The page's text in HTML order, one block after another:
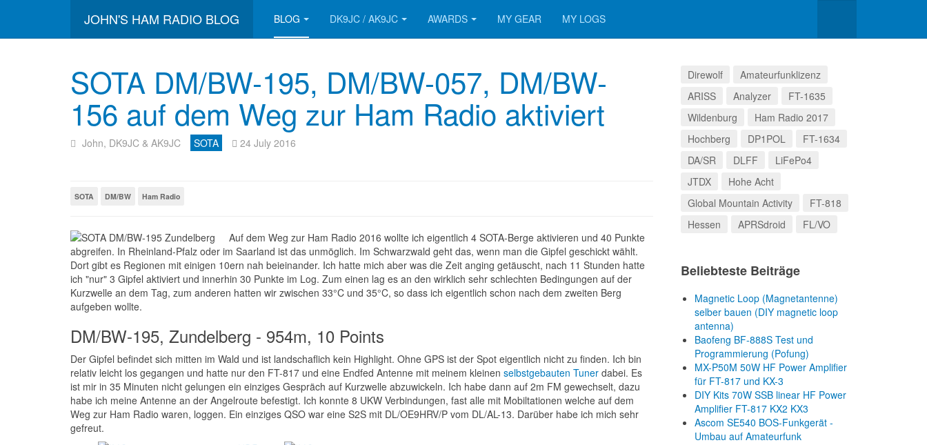
JOHN'S HAM RADIO BLOG BLOG DK9JC / AK9JC AWARDS MY GEAR MY LOGS
SOTA DM/BW-195, DM/BW-057, DM/BW-
156 auf dem Weg zur Ham Radio aktiviert
John, DK9JC & AK9JC SOTA 24 July 2016
SOTA DM/BW Ham Radio
Auf dem Weg zur Ham Radio 2016 wollte ich eigentlich 4 SOTA-Berge aktivieren und 40 Punkte
abgreifen. In Rheinland-Pfalz oder im Saarland ist das unmöglich. Im Schwarzwald geht das, wenn man die Gipfel geschickt wählt.
Dort gibt es Regionen mit einigen 10ern nah beieinander. Ich hatte mich aber was die Zeit anging getäuscht, nach 11 Stunden hatte
ich "nur" 3 Gipfel aktiviert und innerhin 30 Punkte im Log. Zum einen lag es an den wirklich sehr schlechten Bedingungen auf der
Kurzwelle an dem Tag, zum anderen hatten wir zwischen 33°C und 35°C, so dass ich eigentlich schon nach dem zweiten Berg
aufgeben wollte.
DM/BW-195, Zundelberg - 954m, 10 Points
Der Gipfel befindet sich mitten im Wald und ist landschaflich kein Highlight. Ohne GPS ist der Spot eigentlich nicht zu finden. Ich bin
relativ leicht los gegangen und hatte nur den FT-817 und eine Endfed Antenne mit meinem kleinen selbstgebauten Tuner dabei. Es
ist mir in 35 Minuten nicht gelungen ein einziges Gespräch auf Kurzwelle abzuwickeln. Ich habe dann auf 2m FM gewechselt, dazu
habe ich meine Antenne an der Angelroute befestigt. Ich konnte 8 UKW Verbindungen, fast alle mit Mobiltationen welche auf dem
Weg zur Ham Radio waren, loggen. Ein einziges QSO war eine S2S mit DL/OE9HRV/P vom DL/AL-13. Darüber habe ich mich sehr
gefreut.
Direwolf
Amateurfunklizenz
ARISS
Analyzer
FT-1635
Wildenburg
Ham Radio 2017
Hochberg
DP1POL
FT-1634
DA/SR
DLFF
LiFePo4
JTDX
Hohe Acht
Global Mountain Activity
FT-818
Hessen
APRSdroid FL/VO
Beliebteste Beiträge
Magnetic Loop (Magnetantenne)
selber bauen (DIY magnetic loop
antenna)
Baofeng BF-888S Test und
Programmierung (Pofung)
MX-P50M 50W HF Power Amplifier
für FT-817 und KX-3
DIY Kits 70W SSB linear HF Power
Amplifier FT-817 KX2 KX3
Ascom SE540 BOS-Funkgerät -
Umbau auf Amateurfunk